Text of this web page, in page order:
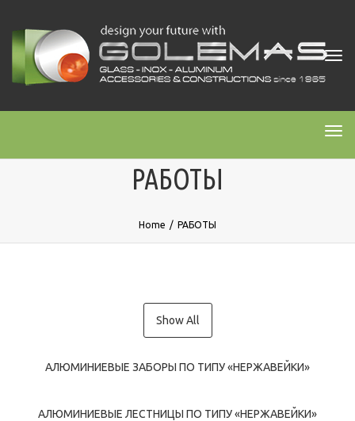
РАБОТЫ
Home / РАБОТЫ
Show All
АЛЮМИНИЕВЫЕ ЗАБОРЫ ПО ТИПУ «НЕРЖАВЕЙКИ»
АЛЮМИНИЕВЫЕ ЛЕСТНИЦЫ ПО ТИПУ «НЕРЖАВЕЙКИ»